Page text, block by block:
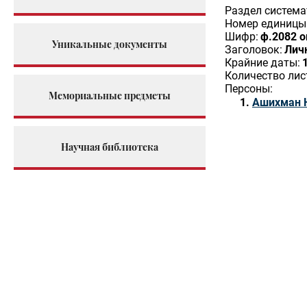
Уникальные документы
Мемориальные предметы
Научная библиотека
Раздел
Номер единицы
Шифр: ф.2082
Заголовок:
Крайние даты:
Количество
Персоны:
Ашихман